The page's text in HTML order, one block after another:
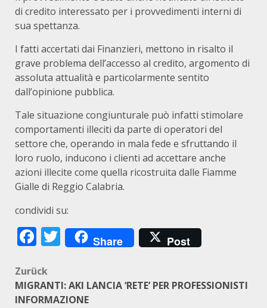
di credito interessato per i provvedimenti interni di
sua spettanza.
I fatti accertati dai Finanzieri, mettono in risalto il
grave problema dell’accesso al credito, argomento di
assoluta attualità e particolarmente sentito
dall’opinione pubblica.
Tale situazione congiunturale può infatti stimolare
comportamenti illeciti da parte di operatori del
settore che, operando in mala fede e sfruttando il
loro ruolo, inducono i clienti ad accettare anche
azioni illecite come quella ricostruita dalle Fiamme
Gialle di Reggio Calabria.
condividi su:
Facebook
Twitter
Share Post
Beitragsnavigation
Zurück
MIGRANTI: AKI LANCIA ‘RETE’ PER PROFESSIONISTI
INFORMAZIONE